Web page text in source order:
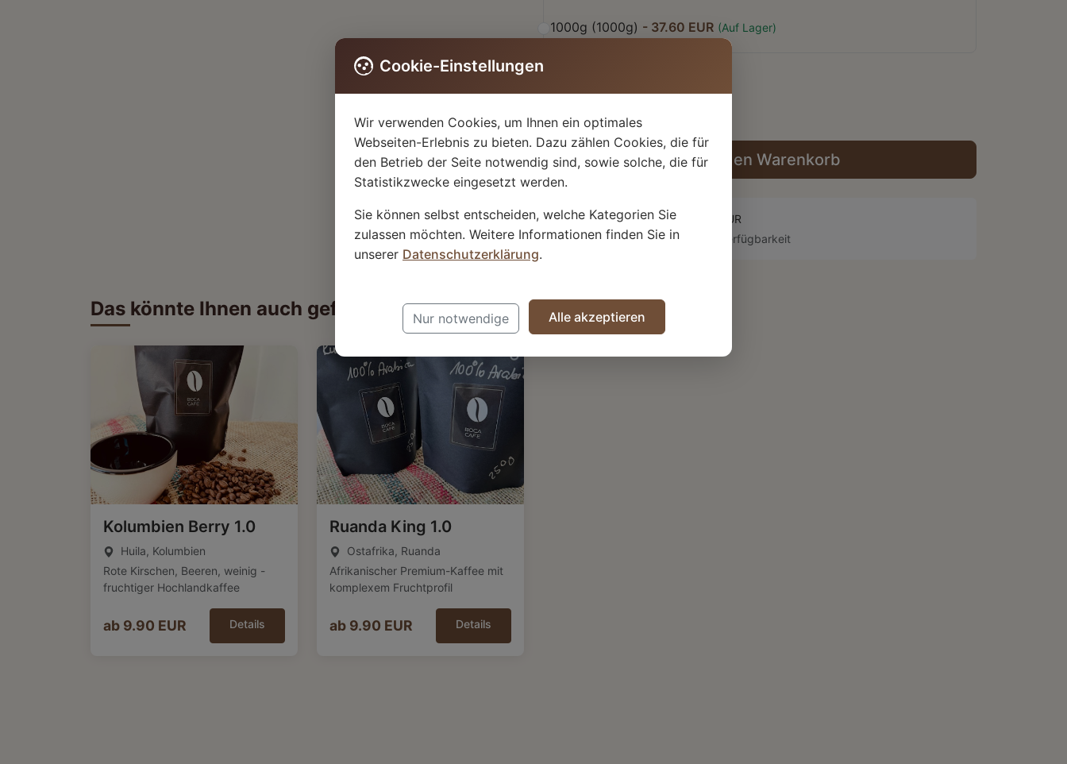
1000g (1000g) - 37.60 EUR (Auf Lager)
In den Warenkorb
Kostenloser Versand ab 50 EUR
Lieferung in 2-3 Werktagen bei Verfügbarkeit
Das könnte Ihnen auch gefallen
Kolumbien Berry 1.0
Huila, Kolumbien
Rote Kirschen, Beeren, weinig -
fruchtiger Hochlandkaffee
ab 9.90 EUR Details
Ruanda King 1.0
Ostafrika, Ruanda
Afrikanischer Premium-Kaffee mit
komplexem Fruchtprofil
ab 9.90 EUR Details
Cookie-Einstellungen
Wir verwenden Cookies, um Ihnen ein optimales
Webseiten-Erlebnis zu bieten. Dazu zählen Cookies, die für
den Betrieb der Seite notwendig sind, sowie solche, die für
Statistikzwecke eingesetzt werden.
Sie können selbst entscheiden, welche Kategorien Sie
zulassen möchten. Weitere Informationen finden Sie in
unserer Datenschutzerklärung.
Nur notwendige Alle akzeptieren